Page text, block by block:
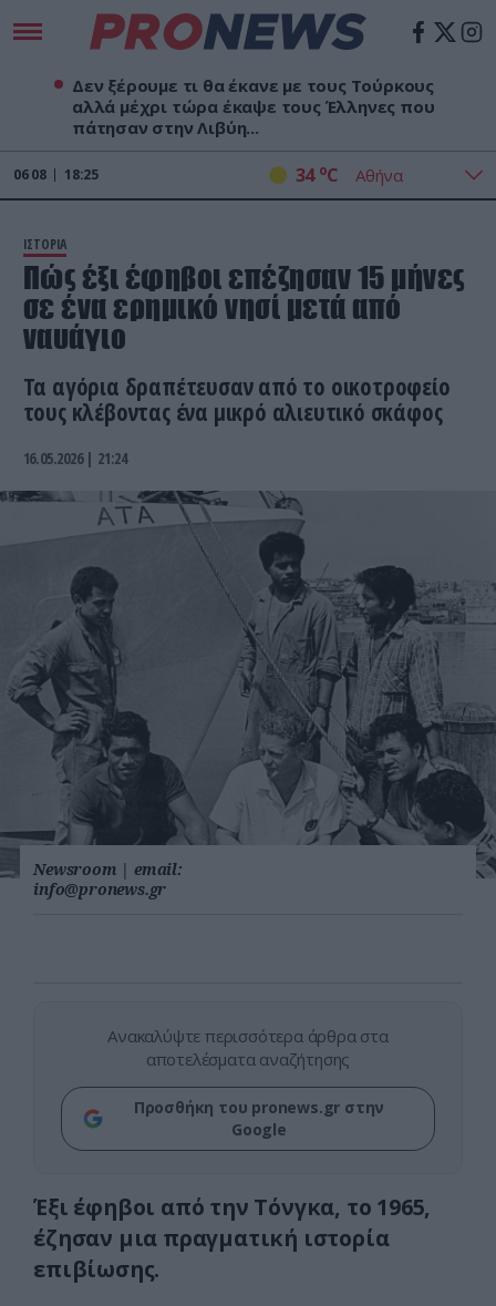
Δεν ξέρουμε τι θα έκανε με τους Τούρκους
αλλά μέχρι τώρα έκαψε τους Έλληνες που
πάτησαν στην Λιβύη...
06 08 18:25 34 oC
ΙΣΤΟΡΙΑ
Πώς έξι έφηβοι επέζησαν 15 μήνες
σε ένα ερημικό νησί μετά από
ναυάγιο
Τα αγόρια δραπέτευσαν από το οικοτροφείο
τους κλέβοντας ένα μικρό αλιευτικό σκάφος
16.05.2026 | 21:24
Newsroom | email:
info@pronews.gr
Ανακαλύψτε περισσότερα άρθρα στα
αποτελέσματα αναζήτησης
Προσθήκη του pronews.gr στην
Google
Έξι έφηβοι από την Τόνγκα, το 1965,
έζησαν μια πραγματική ιστορία
επιβίωσης.